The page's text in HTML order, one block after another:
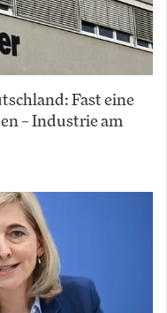
Fast eine
– Industrie am